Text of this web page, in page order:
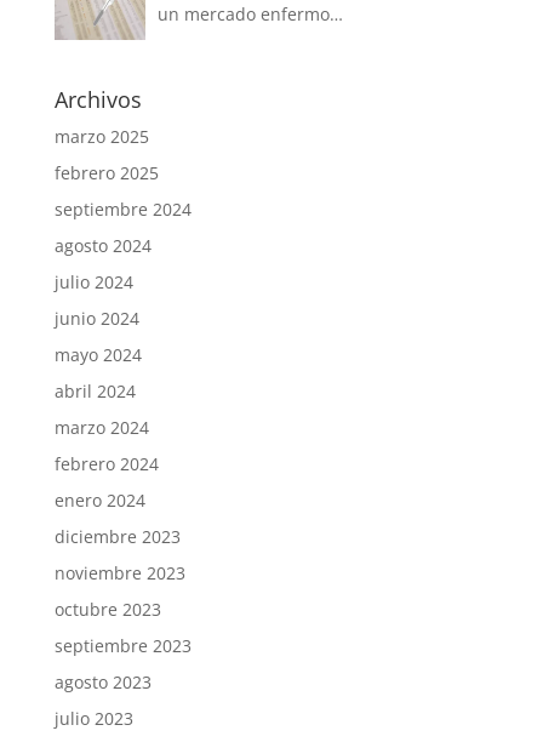
un mercado enfermo…
Archivos
marzo 2025
febrero 2025
septiembre 2024
agosto 2024
julio 2024
junio 2024
mayo 2024
abril 2024
marzo 2024
febrero 2024
enero 2024
diciembre 2023
noviembre 2023
octubre 2023
septiembre 2023
agosto 2023
julio 2023